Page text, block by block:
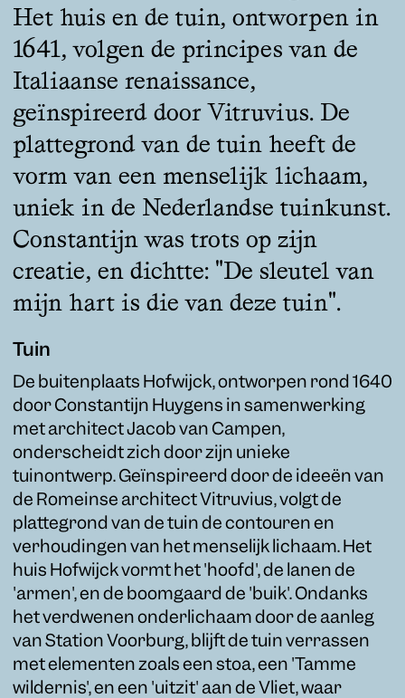
Het huis en de tuin, ontworpen in
1641, volgen de principes van de
Italiaanse renaissance,
geïnspireerd door Vitruvius. De
plattegrond van de tuin heeft de
vorm van een menselijk lichaam,
uniek in de Nederlandse tuinkunst.
Constantijn was trots op zijn
creatie, en dichtte: "De sleutel van
mijn hart is die van deze tuin".
Tuin
De buitenplaats Hofwijck, ontworpen rond 1640
door Constantijn Huygens in samenwerking
met architect Jacob van Campen,
onderscheidt zich door zijn unieke
tuinontwerp. Geïnspireerd door de ideeën van
de Romeinse architect Vitruvius, volgt de
plattegrond van de tuin de contouren en
verhoudingen van het menselijk lichaam. Het
huis Hofwijck vormt het 'hoofd', de lanen de
'armen', en de boomgaard de 'buik'. Ondanks
het verdwenen onderlichaam door de aanleg
van Station Voorburg, blijft de tuin verrassen
met elementen zoals een stoa, een 'Tamme
wildernis', en een 'uitzit' aan de Vliet, waar